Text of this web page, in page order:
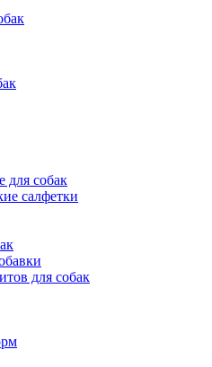
для собак
салфетки
для собак